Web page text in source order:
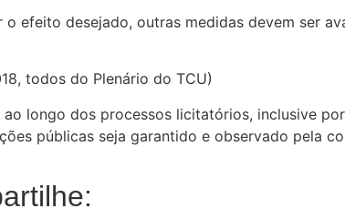
efeito desejado, outras medidas devem ser
todos do Plenário do TCU)
longo dos processos licitatórios, inclusive
públicas seja garantido e observado pela